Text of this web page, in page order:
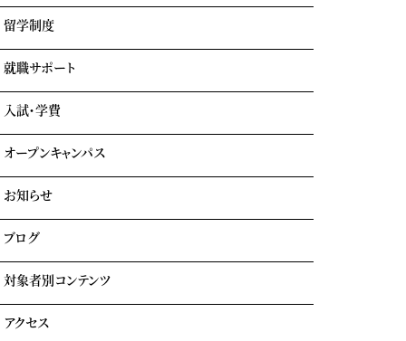
リアルな実習室
業界出身の自慢の講師陣
エアライン科
ホテル科
テーマパーク科
留学制度
GOTEMBA ENGLISH CAMP
就職サポート
就職内定実績一覧
入試・学費
学費について
自立進学サポート
各種奨学金・教育ローン・給付金
よくある質問
オープンキャンパス
イベント参加時のサポート
お知らせ
ブログ
対象者別コンテンツ
大学生・社会人の方へ
アクセス